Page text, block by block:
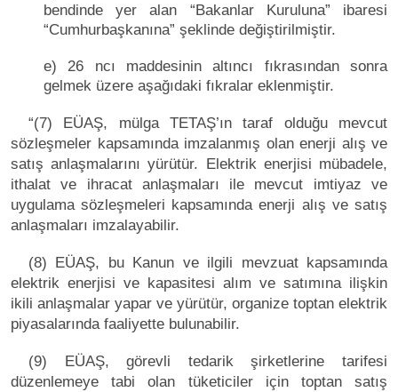
bendinde yer alan “Bakanlar Kuruluna” ibaresi
“Cumhurbaşkanına” şeklinde değiştirilmiştir.
e) 26 ncı maddesinin altıncı fıkrasından sonra
gelmek üzere aşağıdaki fıkralar eklenmiştir.
“(7) EÜAŞ, mülga TETAŞ’ın taraf olduğu mevcut
sözleşmeler kapsamında imzalanmış olan enerji alış ve
satış anlaşmalarını yürütür. Elektrik enerjisi mübadele,
ithalat ve ihracat anlaşmaları ile mevcut imtiyaz ve
uygulama sözleşmeleri kapsamında enerji alış ve satış
anlaşmaları imzalayabilir.
(8) EÜAŞ, bu Kanun ve ilgili mevzuat kapsamında
elektrik enerjisi ve kapasitesi alım ve satımına ilişkin
ikili anlaşmalar yapar ve yürütür, organize toptan elektrik
piyasalarında faaliyette bulunabilir.
(9) EÜAŞ, görevli tedarik şirketlerine tarifesi
düzenlemeye tabi olan tüketiciler için toptan satış